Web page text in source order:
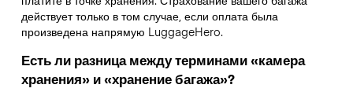
действует только в том случае, если оплата была
произведена напрямую LuggageHero.
Есть ли разница между терминами «камера
хранения» и «хранение багажа»?